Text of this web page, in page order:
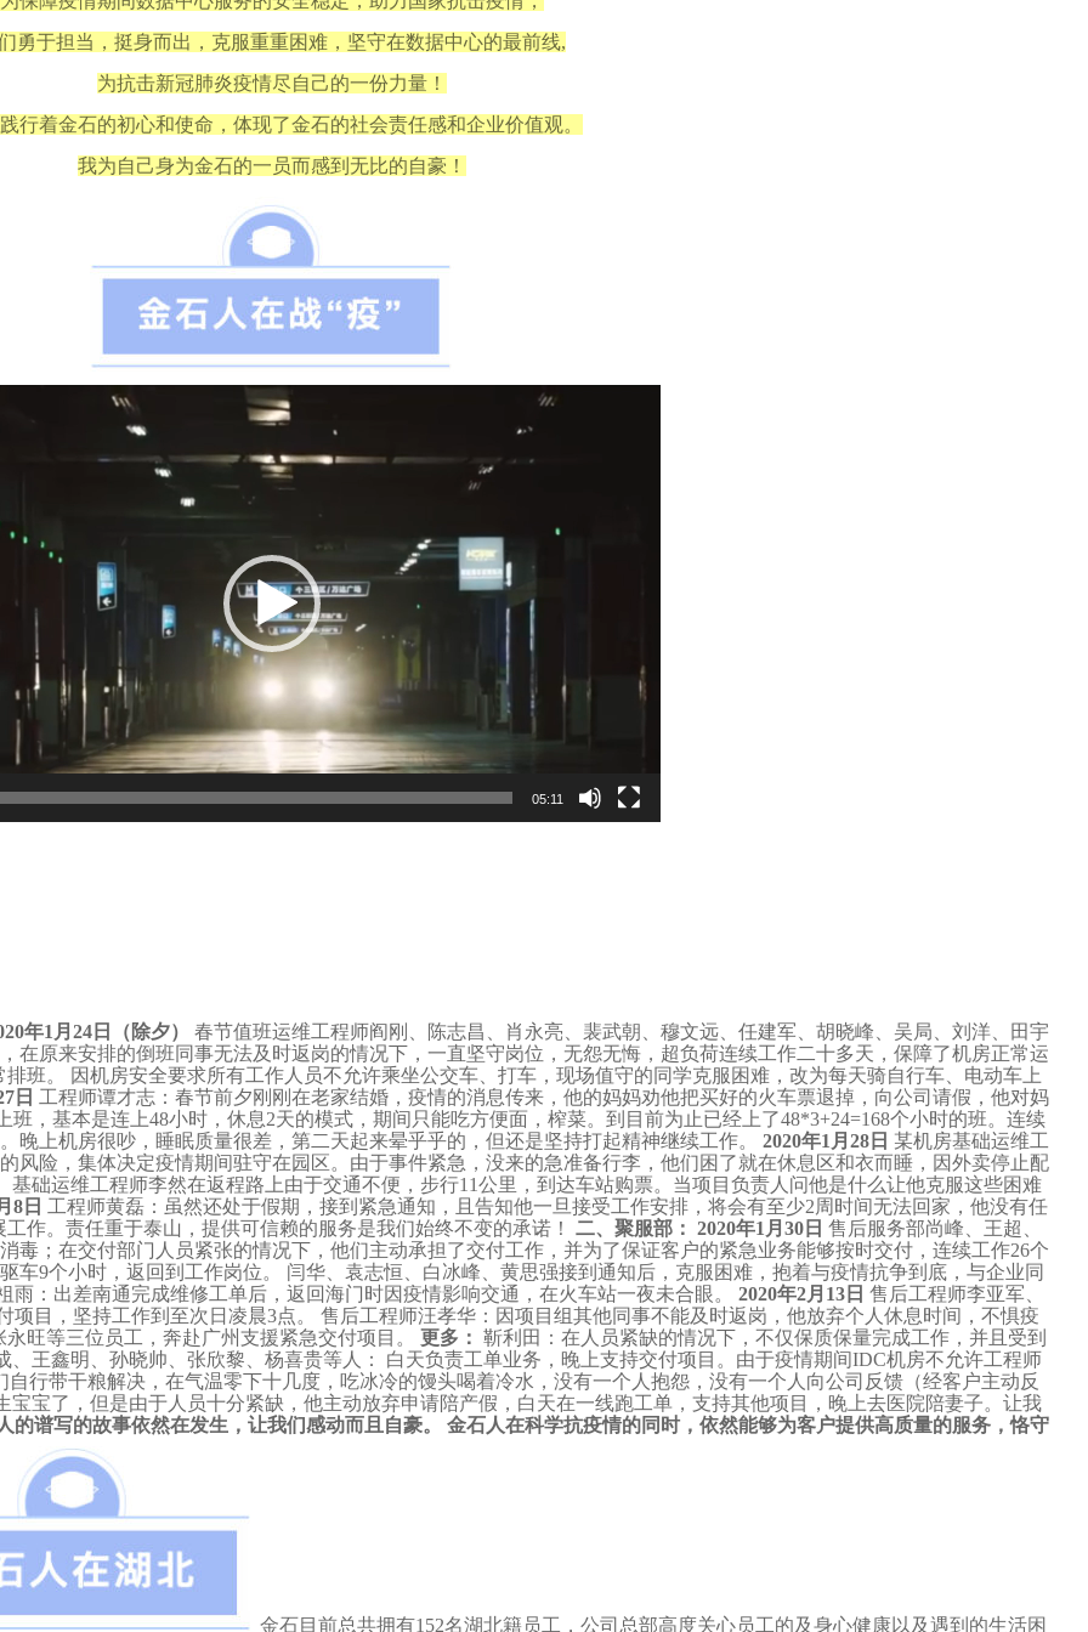
勇于担当，挺身而出，克服重重困难，坚守在数据中心的最前线,
为抗击新冠肺炎疫情尽自己的一份力量！
行着金石的初心和使命，体现了金石的社会责任感和企业价值观。
我为自己身为金石的一员而感到无比的自豪！
视
频
放
器
05:11
年1月24日（除夕）
春节值班运维工程师阎刚、陈志昌、肖永亮、裴武朝、穆文远、任建军、胡晓峰、吴局、刘洋、田宇
在原来安排的倒班同事无法及时返岗的情况下，一直坚守岗位，无怨无悔，超负荷连续工作二十多天，保障了机房正常运
班。 因机房安全要求所有工作人员不允许乘坐公交车、打车，现场值守的同学克服困难，改为每天骑自行车、电动车上
日 工程师谭才志：春节前夕刚刚在老家结婚，疫情的消息传来，他的妈妈劝他把买好的火车票退掉，向公司请假，他对妈
，基本是连上48小时，休息2天的模式，期间只能吃方便面，榨菜。到目前为止已经上了48*3+24=168个小时的班。连续
晚上机房很吵，睡眠质量很差，第二天起来晕乎乎的，但还是坚持打起精神继续工作。 2020年1月28日 某机房基础运维工
风险，集体决定疫情期间驻守在园区。由于事件紧急，没来的急准备行李，他们困了就在休息区和衣而睡，因外卖停止配
础运维工程师李然在返程路上由于交通不便，步行11公里，到达车站购票。当项目负责人问他是什么让他克服这些困难
8日 工程师黄磊：虽然还处于假期，接到紧急通知，且告知他一旦接受工作安排，将会有至少2周时间无法回家，他没有任
作。责任重于泰山，提供可信赖的服务是我们始终不变的承诺！ 二、聚服部： 2020年1月30日 售后服务部尚峰、王超、
毒；在交付部门人员紧张的情况下，他们主动承担了交付工作，并为了保证客户的紧急业务能够按时交付，连续工作26个
车9个小时，返回到工作岗位。 闫华、袁志恒、白冰峰、黄思强接到通知后，克服困难，抱着与疫情抗争到底，与企业同
雨：出差南通完成维修工单后，返回海门时因疫情影响交通，在火车站一夜未合眼。 2020年2月13日 售后工程师李亚军、
目，坚持工作到至次日凌晨3点。 售后工程师汪孝华：因项目组其他同事不能及时返岗，他放弃个人休息时间，不惧疫
旺等三位员工，奔赴广州支援紧急交付项目。 更多： 靳利田：在人员紧缺的情况下，不仅保质保量完成工作，并且受到
王鑫明、孙晓帅、张欣黎、杨喜贵等人： 白天负责工单业务，晚上支持交付项目。由于疫情期间IDC机房不允许工程师
行带干粮解决，在气温零下十几度，吃冰冷的馒头喝着冷水，没有一个人抱怨，没有一个人向公司反馈（经客户主动反
宝了，但是由于人员十分紧缺，他主动放弃申请陪产假，白天在一线跑工单，支持其他项目，晚上去医院陪妻子。让我
的谱写的故事依然在发生，让我们感动而且自豪。
金石人在科学抗疫情的同时，依然能够为客户提供高质量的服务，恪守
金石目前总共拥有152名湖北籍员工，公司总部高度关心员工的及身心健康以及遇到的生活困